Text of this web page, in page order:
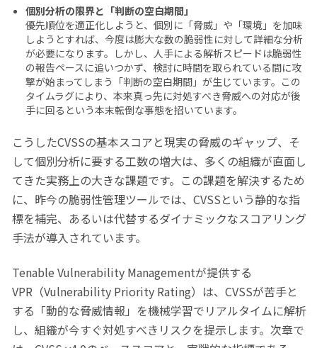
個別分析の限界と「判断の空白期間」
優先順位を適正化しようと、個別に「脅威」や「環境」を加味
しようとすれば、今度は膨大な数の脆弱性に対して詳細な分析
が必要になります。しかし、人手による解析スピードは脆弱性
の報告ペースに追いつかず、検討に時間を取られている間に攻
撃が始まってしまう「判断の空白期間」が生じています。この
タイムラグにより、本来真っ先に対処すべき脅威への対応が後
手に回るという本末転倒な事態を招いています。
こうしたCVSSの基本スコアと現実の脅威のギャップ、そ
して個別分析に要する工数の増大は、多くの組織が直面し
てきた実務上の大きな課題です。この課題を解決するため
に、昨今の脆弱性管理ツールでは、CVSSという静的な指
標を補完、あるいは代替するダイナミックなスコアリング
手法が導入されています。
Tenable Vulnerability Managementが提供する
VPR（Vulnerability Priority Rating）は、CVSSが苦手と
する「動的な脅威情報」を機械学習でリアルタイムに解析
し、組織が今すぐ対処すべきリスクを提示します。次章で